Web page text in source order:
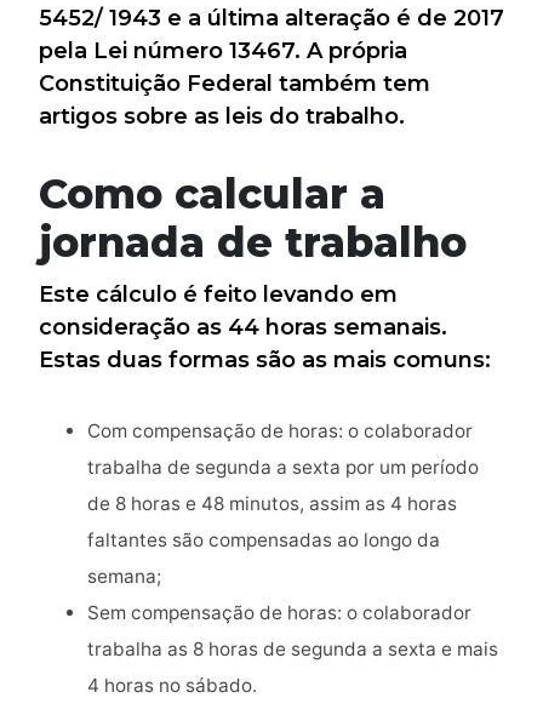
5452/ 1943 e a última alteração é de 2017
pela Lei número 13467. A própria
Constituição Federal também tem
artigos sobre as leis do trabalho.
Como calcular a
jornada de trabalho
Este cálculo é feito levando em
consideração as 44 horas semanais.
Estas duas formas são as mais comuns:
Com compensação de horas: o colaborador
trabalha de segunda a sexta por um período
de 8 horas e 48 minutos, assim as 4 horas
faltantes são compensadas ao longo da
semana;
Sem compensação de horas: o colaborador
trabalha as 8 horas de segunda a sexta e mais
4 horas no sábado.